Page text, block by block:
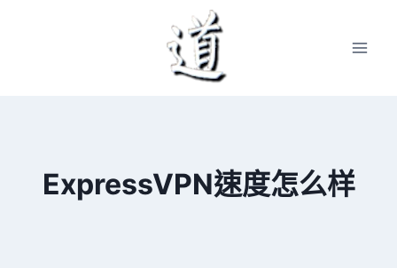
ExpressVPN速度怎么样